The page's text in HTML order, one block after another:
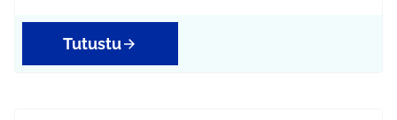
Tutustu